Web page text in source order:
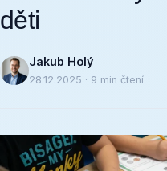
děti
Jakub Holý
28.12.2025 · 9 min čtení